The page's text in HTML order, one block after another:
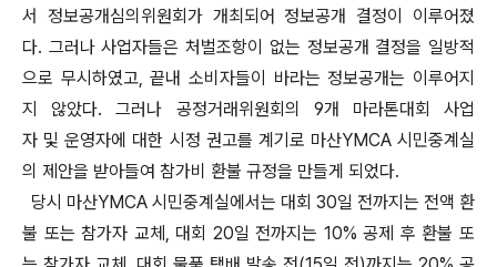
서 정보공개심의위원회가 개최되어 정보공개 결정이 이루어졌
다. 그러나 사업자들은 처벌조항이 없는 정보공개 결정을 일방적
으로 무시하였고, 끝내 소비자들이 바라는 정보공개는 이루어지
지 않았다. 그러나 공정거래위원회의 9개 마라톤대회 사업
자 및 운영자에 대한 시정 권고를 계기로 마산YMCA 시민중계실
의 제안을 받아들여 참가비 환불 규정을 만들게 되었다.
당시 마산YMCA 시민중계실에서는 대회 30일 전까지는 전액 환
불 또는 참가자 교체, 대회 20일 전까지는 10% 공제 후 환불 또